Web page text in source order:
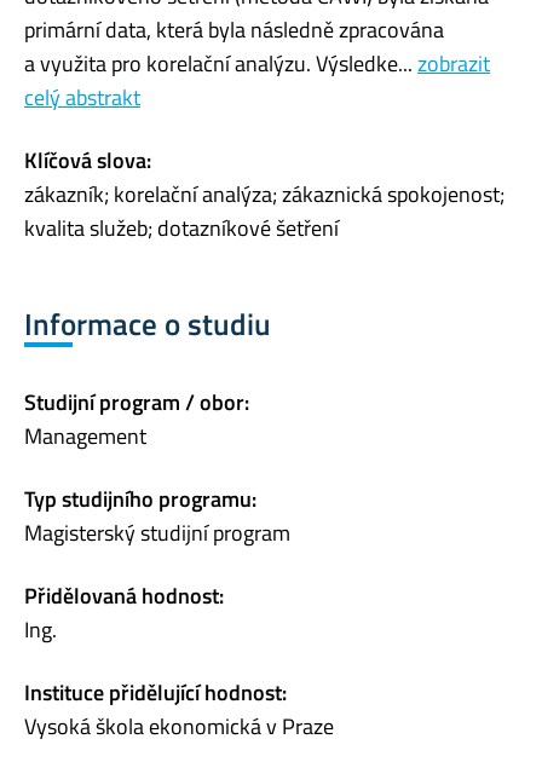
primární data, která byla následně zpracována
a využita pro korelační analýzu. Výsledke...zobrazit
celý abstrakt
Klíčová slova:
zákazník; korelační analýza; zákaznická spokojenost;
kvalita služeb; dotazníkové šetření
Informace o studiu
Studijní program / obor:
Management
Typ studijního programu:
Magisterský studijní program
Přidělovaná hodnost:
Ing.
Instituce přidělující hodnost:
Vysoká škola ekonomická v Praze